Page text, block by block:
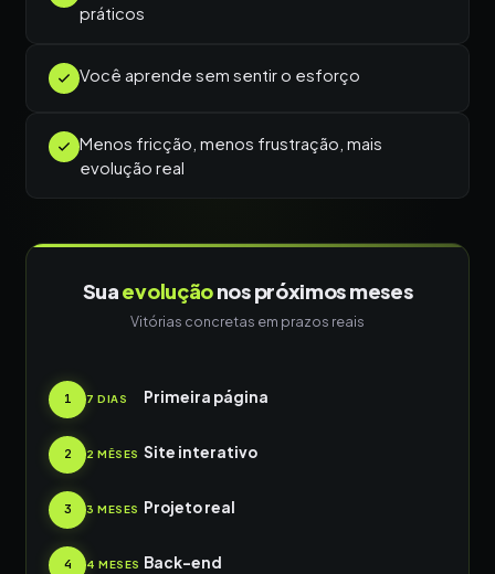
práticos
Você aprende sem sentir o esforço
Menos fricção, menos frustração, mais
evolução real
Suaevoluçãonos próximos meses
Vitórias concretas em prazos reais
1 7 DIAS Primeira página
2 2 MÊSES Site interativo
3 3 MESES Projeto real
4 4 MESES Back-end